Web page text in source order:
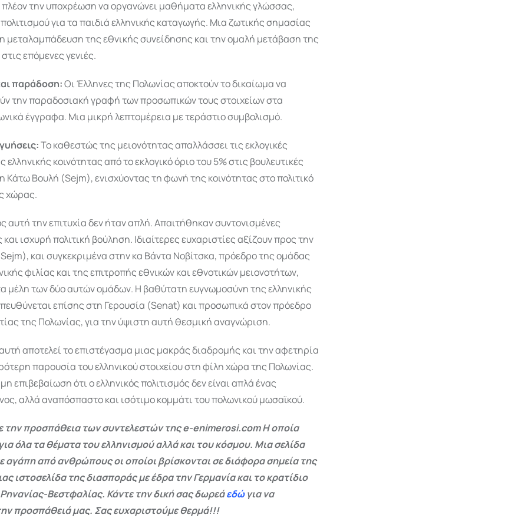
την υποχρέωση να οργανώνει μαθήματα ελληνικής γλώσσας,
για τα παιδιά ελληνικής καταγωγής. Μια ζωτικής σημασίας
μεταλαμπάδευση της εθνικής συνείδησης και την ομαλή μετάβαση της
επόμενες γενιές.
παράδοση:Οι Έλληνες της Πολωνίας αποκτούν το δικαίωμα να
την παραδοσιακή γραφή των προσωπικών τους στοιχείων στα
έγγραφα. Μια μικρή λεπτομέρεια με τεράστιο συμβολισμό.
Το καθεστώς της μειονότητας απαλλάσσει τις εκλογικές
ελληνικής κοινότητας από το εκλογικό όριο του 5% στις βουλευτικές
Κάτω Βουλή (Sejm), ενισχύοντας τη φωνή της κοινότητας στο πολιτικό
χώρας.
αυτή την επιτυχία δεν ήταν απλή. Απαιτήθηκαν συντονισμένες
ισχυρή πολιτική βούληση. Ιδιαίτερες ευχαριστίες αξίζουν προς την
και συγκεκριμένα στην κα Βάντα Νοβίτσκα, πρόεδρο της ομάδας
φιλίας και της επιτροπής εθνικών και εθνοτικών μειονοτήτων,
μέλη των δύο αυτών ομάδων. Η βαθύτατη ευγνωμοσύνη της ελληνικής
επίσης στη Γερουσία (Senat) και προσωπικά στον πρόεδρο
της Πολωνίας, για την ύψιστη αυτή θεσμική αναγνώριση.
αποτελεί το επιστέγασμα μιας μακράς διαδρομής και την αφετηρία
παρουσία του ελληνικού στοιχείου στη φίλη χώρα της Πολωνίας.
επιβεβαίωση ότι ο ελληνικός πολιτισμός δεν είναι απλά ένας
αλλά αναπόσπαστο και ισότιμο κομμάτι του πολωνικού μωσαϊκού.
την προσπάθεια των συντελεστών της e-enimerosi.com Η οποία
όλα τα θέματα του ελληνισμού αλλά και του κόσμου. Μια σελίδα
αγάπη από ανθρώπους οι οποίοι βρίσκονται σε διάφορα σημεία της
ιστοσελίδα της διασποράς με έδρα την Γερμανία και το κρατίδιο
Βεστφαλίας. Κάντε την δική σας δωρεάεδώγια να
προσπάθειά μας. Σας ευχαριστούμε θερμά!!!